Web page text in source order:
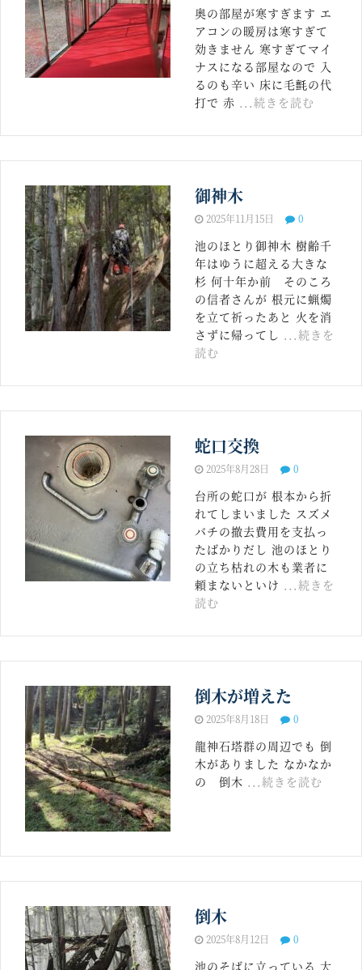
奥の部屋が寒すぎます エ
アコンの暖房は寒すぎて
効きません 寒すぎてマイ
ナスになる部屋なので 入
るのも辛い 床に毛氈の代
打で 赤 ...続きを読む
御神木
2025年11月15日 0
池のほとり御神木 樹齢千
年はゆうに超える大きな
杉 何十年か前 そのころ
の信者さんが 根元に蝋燭
を立て祈ったあと 火を消
さずに帰ってし ...続きを
読む
蛇口交換
2025年8月28日 0
台所の蛇口が 根本から折
れてしまいました スズメ
バチの撤去費用を支払っ
たばかりだし 池のほとり
の立ち枯れの木も業者に
頼まないといけ ...続きを
読む
倒木が増えた
2025年8月18日 0
龍神石塔群の周辺でも 倒
木がありました なかなか
の 倒木 ...続きを読む
倒木
2025年8月12日 0
池のそばに立っている 大